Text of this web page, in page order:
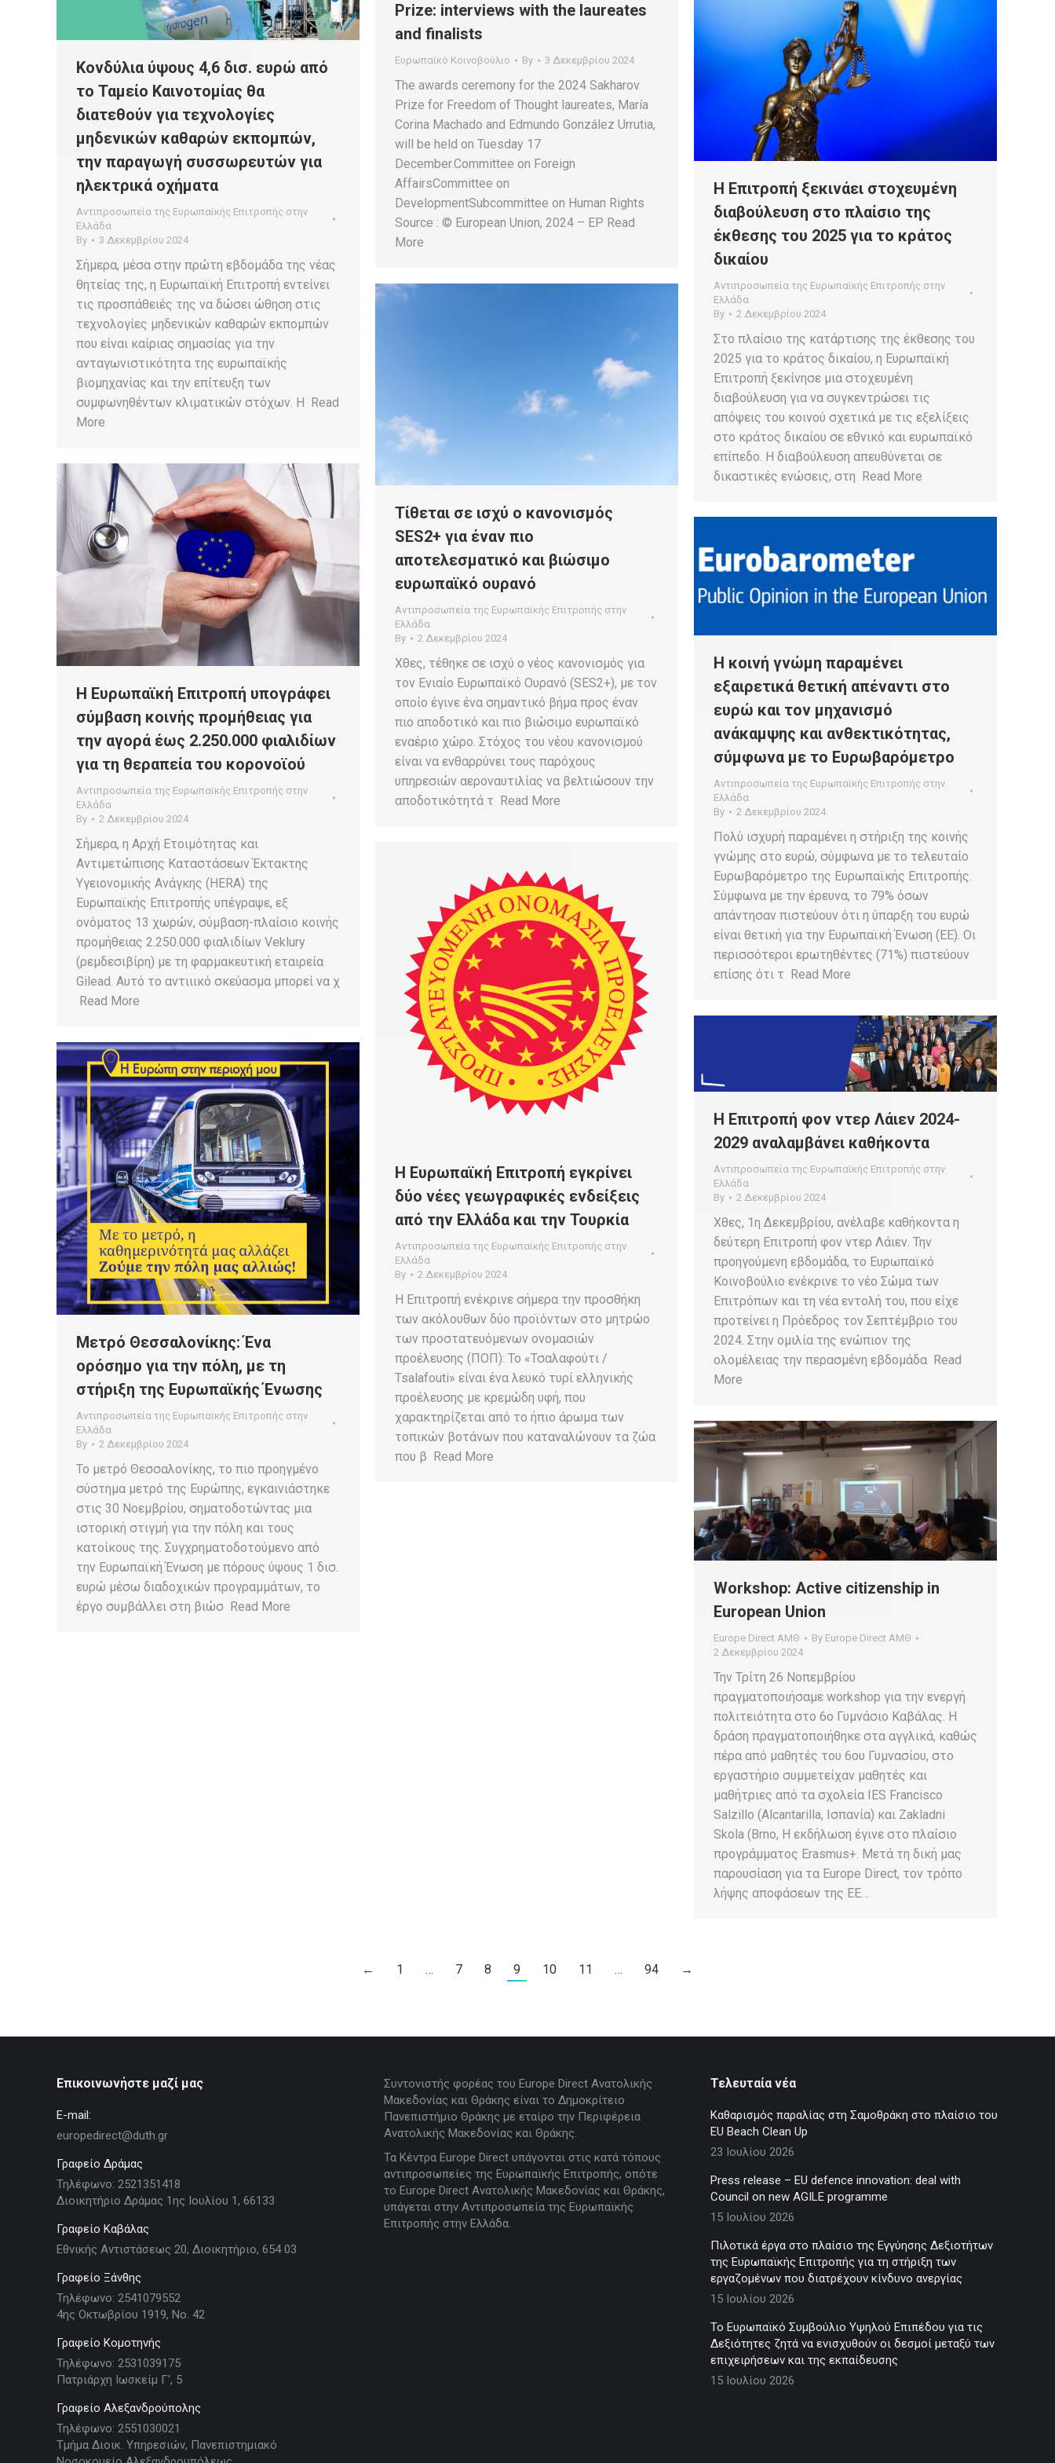
Kονδύλια ύψους 4,6 δισ. ευρώ από
το Ταμείο Καινοτομίας θα
διατεθούν για τεχνολογίες
μηδενικών καθαρών εκπομπών,
την παραγωγή συσσωρευτών για
ηλεκτρικά οχήματα
Αντιπροσωπεία της Ευρωπαϊκής Επιτροπής στην
Ελλάδα
By
3 Δεκεμβρίου 2024
Σήμερα, μέσα στην πρώτη εβδομάδα της νέας
θητείας της, η Ευρωπαϊκή Επιτροπή εντείνει
τις προσπάθειές της να δώσει ώθηση στις
τεχνολογίες μηδενικών καθαρών εκπομπών
που είναι καίριας σημασίας για την
ανταγωνιστικότητα της ευρωπαϊκής
βιομηχανίας και την επίτευξη των
συμφωνηθέντων κλιματικών στόχων. Η Read
More
Prize: interviews with the laureates
and finalists
Ευρωπαϊκό Κοινοβούλιο By 3 Δεκεμβρίου 2024
The awards ceremony for the 2024 Sakharov
Prize for Freedom of Thought laureates, María
Corina Machado and Edmundo González Urrutia,
will be held on Tuesday 17
December.Committee on Foreign
AffairsCommittee on
DevelopmentSubcommittee on Human Rights
Source : © European Union, 2024 – EP Read
More
Η Επιτροπή ξεκινάει στοχευμένη
διαβούλευση στο πλαίσιο της
έκθεσης του 2025 για το κράτος
δικαίου
Αντιπροσωπεία της Ευρωπαϊκής Επιτροπής στην
Ελλάδα
By
2 Δεκεμβρίου 2024
Στο πλαίσιο της κατάρτισης της έκθεσης του
2025 για το κράτος δικαίου, η Ευρωπαϊκή
Επιτροπή ξεκίνησε μια στοχευμένη
διαβούλευση για να συγκεντρώσει τις
απόψεις του κοινού σχετικά με τις εξελίξεις
στο κράτος δικαίου σε εθνικό και ευρωπαϊκό
επίπεδο. Η διαβούλευση απευθύνεται σε
δικαστικές ενώσεις, στη Read More
Τίθεται σε ισχύ o κανονισμός
SES2+ για έναν πιο
αποτελεσματικό και βιώσιμο
ευρωπαϊκό ουρανό
Αντιπροσωπεία της Ευρωπαϊκής Επιτροπής στην
Ελλάδα
By
2 Δεκεμβρίου 2024
Χθες, τέθηκε σε ισχύ ο νέος κανονισμός για
τον Ενιαίο Ευρωπαϊκό Ουρανό (SES2+), με τον
οποίο έγινε ένα σημαντικό βήμα προς έναν
πιο αποδοτικό και πιο βιώσιμο ευρωπαϊκό
εναέριο χώρο. Στόχος του νέου κανονισμού
είναι να ενθαρρύνει τους παρόχους
υπηρεσιών αεροναυτιλίας να βελτιώσουν την
αποδοτικότητά τ Read More
Η Ευρωπαϊκή Επιτροπή υπογράφει
σύμβαση κοινής προμήθειας για
την αγορά έως 2.250.000 φιαλιδίων
για τη θεραπεία του κορονοϊού
Αντιπροσωπεία της Ευρωπαϊκής Επιτροπής στην
Ελλάδα
By
2 Δεκεμβρίου 2024
Σήμερα, η Αρχή Ετοιμότητας και
Αντιμετώπισης Καταστάσεων Έκτακτης
Υγειονομικής Ανάγκης (HERA) της
Ευρωπαϊκής Επιτροπής υπέγραψε, εξ
ονόματος 13 χωρών, σύμβαση-πλαίσιο κοινής
προμήθειας 2.250.000 φιαλιδίων Veklury
(ρεμδεσιβίρη) με τη φαρμακευτική εταιρεία
Gilead. Αυτό το αντιιικό σκεύασμα μπορεί να χ
Read More
H κοινή γνώμη παραμένει
εξαιρετικά θετική απέναντι στο
ευρώ και τον μηχανισμό
ανάκαμψης και ανθεκτικότητας,
σύμφωνα με το Ευρωβαρόμετρο
Αντιπροσωπεία της Ευρωπαϊκής Επιτροπής στην
Ελλάδα
By
2 Δεκεμβρίου 2024
Πολύ ισχυρή παραμένει η στήριξη της κοινής
γνώμης στο ευρώ, σύμφωνα με το τελευταίο
Ευρωβαρόμετρο της Ευρωπαϊκής Επιτροπής.
Σύμφωνα με την έρευνα, το 79% όσων
απάντησαν πιστεύουν ότι η ύπαρξη του ευρώ
είναι θετική για την Ευρωπαϊκή Ένωση (ΕΕ). Οι
περισσότεροι ερωτηθέντες (71%) πιστεύουν
επίσης ότι τ Read More
Η Ευρωπαϊκή Επιτροπή εγκρίνει
δύο νέες γεωγραφικές ενδείξεις
από την Ελλάδα και την Τουρκία
Αντιπροσωπεία της Ευρωπαϊκής Επιτροπής στην
Ελλάδα
By
2 Δεκεμβρίου 2024
Η Επιτροπή ενέκρινε σήμερα την προσθήκη
των ακόλουθων δύο προϊόντων στο μητρώο
των προστατευόμενων ονομασιών
προέλευσης (ΠΟΠ): Το «Τσαλαφούτι /
Tsalafouti» είναι ένα λευκό τυρί ελληνικής
προέλευσης με κρεμώδη υφή, που
χαρακτηρίζεται από το ήπιο άρωμα των
τοπικών βοτάνων που καταναλώνουν τα ζώα
που β Read More
Η Επιτροπή φον ντερ Λάιεν 2024-
2029 αναλαμβάνει καθήκοντα
Αντιπροσωπεία της Ευρωπαϊκής Επιτροπής στην
Ελλάδα
By
2 Δεκεμβρίου 2024
Χθες, 1η Δεκεμβρίου, ανέλαβε καθήκοντα η
δεύτερη Επιτροπή φον ντερ Λάιεν. Την
προηγούμενη εβδομάδα, το Ευρωπαϊκό
Κοινοβούλιο ενέκρινε το νέο Σώμα των
Επιτρόπων και τη νέα εντολή του, που είχε
προτείνει η Πρόεδρος τον Σεπτέμβριο του
2024. Στην ομιλία της ενώπιον της
ολομέλειας την περασμένη εβδομάδα Read
More
Μετρό Θεσσαλονίκης: Ένα
ορόσημο για την πόλη, με τη
στήριξη της Ευρωπαϊκής Ένωσης
Αντιπροσωπεία της Ευρωπαϊκής Επιτροπής στην
Ελλάδα
By
2 Δεκεμβρίου 2024
Το μετρό Θεσσαλονίκης, το πιο προηγμένο
σύστημα μετρό της Ευρώπης, εγκαινιάστηκε
στις 30 Νοεμβρίου, σηματοδοτώντας μια
ιστορική στιγμή για την πόλη και τους
κατοίκους της. Συγχρηματοδοτούμενο από
την Ευρωπαϊκή Ένωση με πόρους ύψους 1 δισ.
ευρώ μέσω διαδοχικών προγραμμάτων, το
έργο συμβάλλει στη βιώσ Read More
Workshop: Active citizenship in
European Union
Europe Direct ΑΜΘ By Europe Direct ΑΜΘ
2 Δεκεμβρίου 2024
Την Τρίτη 26 Νοπεμβρίου
πραγματοποιήσαμε workshop για την ενεργή
πολιτειότητα στο 6ο Γυμνάσιο Καβάλας. Η
δράση πραγματοποιήθηκε στα αγγλικά, καθώς
πέρα από μαθητές του 6ου Γυμνασίου, στο
εργαστήριο συμμετείχαν μαθητές και
μαθήτριες από τα σχολεία IES Francisco
Salzillo (Alcantarilla, Ισπανία) και Zakladni
Skola (Brno, Η εκδήλωση έγινε στο πλαίσιο
προγράμματος Erasmus+. Μετά τη δική μας
παρουσίαση για τα Europe Direct, τον τρόπο
λήψης αποφάσεων της ΕΕ…
← 1 … 7 8 9 10 11 … 94 →
Επικοινωνήστε μαζί μας
E-mail:
europedirect@duth.gr
Γραφείο Δράμας
Τηλέφωνο: 2521351418
Διοικητήριο Δράμας 1ης Ιουλίου 1, 66133
Γραφείο Καβάλας
Εθνικής Αντιστάσεως 20, Διοικητήριο, 654 03
Γραφείο Ξάνθης
Τηλέφωνο: 2541079552
4ης Οκτωβρίου 1919, Νο. 42
Γραφείο Κομοτηνής
Τηλέφωνο: 2531039175
Πατριάρχη Ιωσκείμ Γ', 5
Γραφείο Αλεξανδρούπολης
Τηλέφωνο: 2551030021
Τμήμα Διοικ. Υπηρεσιών, Πανεπιστημιακό
Συντονιστής φορέας του Europe Direct Ανατολικής
Μακεδονίας και Θράκης είναι το Δημοκρίτειο
Πανεπιστήμιο Θράκης με εταίρο την Περιφέρεια
Ανατολικής Μακεδονίας και Θράκης.
Τα Κέντρα Europe Direct υπάγονται στις κατά τόπους
αντιπροσωπείες της Ευρωπαϊκής Επιτροπής, οπότε
το Europe Direct Ανατολικής Μακεδονίας και Θράκης,
υπάγεται στην Αντιπροσωπεία της Ευρωπαϊκής
Επιτροπής στην Ελλάδα.
Τελευταία νέα
Καθαρισμός παραλίας στη Σαμοθράκη στο πλαίσιο του
EU Beach Clean Up
23 Ιουλίου 2026
Press release – EU defence innovation: deal with
Council on new AGILE programme
15 Ιουλίου 2026
Πιλοτικά έργα στο πλαίσιο της Εγγύησης Δεξιοτήτων
της Ευρωπαϊκής Επιτροπής για τη στήριξη των
εργαζομένων που διατρέχουν κίνδυνο ανεργίας
15 Ιουλίου 2026
Το Ευρωπαϊκό Συμβούλιο Υψηλού Επιπέδου για τις
Δεξιότητες ζητά να ενισχυθούν οι δεσμοί μεταξύ των
επιχειρήσεων και της εκπαίδευσης
15 Ιουλίου 2026